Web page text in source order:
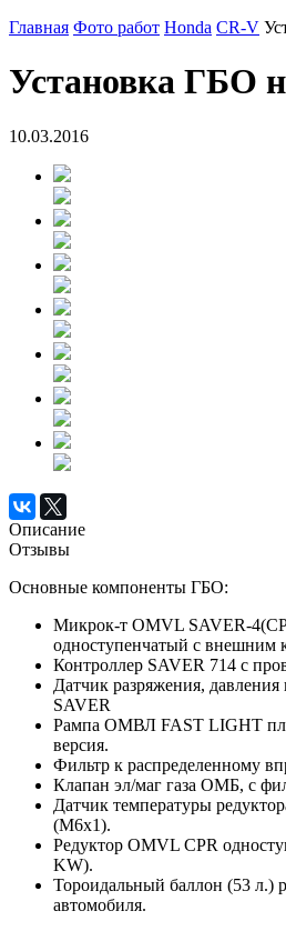
Главная Фото работ Honda CR-V
Установка ГБО
10.03.2016
Описание
Отзывы
Основные компоненты ГБО:
Микрок-т OMVL SAVER-
одноступенчатый с внешним
Контроллер SAVER 714 с
Датчик разряжения, давления
SAVER
Рампа ОМВЛ FAST LIGHT
версия.
Фильтр к распределенному
Клапан эл/маг газа ОМБ, с
Датчик температуры
(M6х1).
Редуктор OMVL CPR
KW).
Тороидальный баллон (53 л.)
автомобиля.